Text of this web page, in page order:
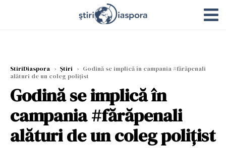
StiriDiaspora › Știri › Godină se implică în campania #fărăpenali
alături de un coleg polițist
Godină se implică în
campania #fărăpenali
alături de un coleg polițist